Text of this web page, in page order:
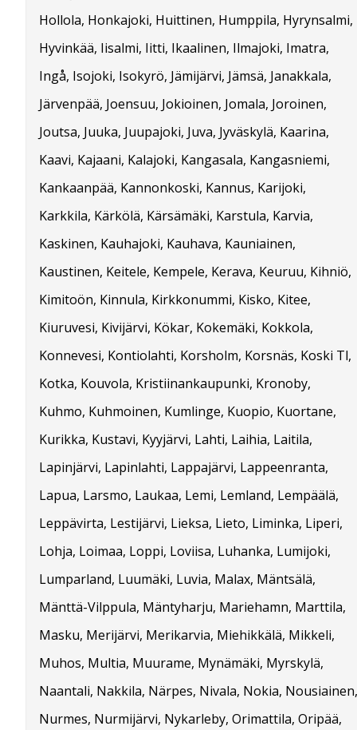
Hollola, Honkajoki, Huittinen, Humppila, Hyrynsalmi,
Hyvinkää, Iisalmi, Iitti, Ikaalinen, Ilmajoki, Imatra,
Ingå, Isojoki, Isokyrö, Jämijärvi, Jämsä, Janakkala,
Järvenpää, Joensuu, Jokioinen, Jomala, Joroinen,
Joutsa, Juuka, Juupajoki, Juva, Jyväskylä, Kaarina,
Kaavi, Kajaani, Kalajoki, Kangasala, Kangasniemi,
Kankaanpää, Kannonkoski, Kannus, Karijoki,
Karkkila, Kärkölä, Kärsämäki, Karstula, Karvia,
Kaskinen, Kauhajoki, Kauhava, Kauniainen,
Kaustinen, Keitele, Kempele, Kerava, Keuruu, Kihniö,
Kimitoön, Kinnula, Kirkkonummi, Kisko, Kitee,
Kiuruvesi, Kivijärvi, Kökar, Kokemäki, Kokkola,
Konnevesi, Kontiolahti, Korsholm, Korsnäs, Koski Tl,
Kotka, Kouvola, Kristiinankaupunki, Kronoby,
Kuhmo, Kuhmoinen, Kumlinge, Kuopio, Kuortane,
Kurikka, Kustavi, Kyyjärvi, Lahti, Laihia, Laitila,
Lapinjärvi, Lapinlahti, Lappajärvi, Lappeenranta,
Lapua, Larsmo, Laukaa, Lemi, Lemland, Lempäälä,
Leppävirta, Lestijärvi, Lieksa, Lieto, Liminka, Liperi,
Lohja, Loimaa, Loppi, Loviisa, Luhanka, Lumijoki,
Lumparland, Luumäki, Luvia, Malax, Mäntsälä,
Mänttä-Vilppula, Mäntyharju, Mariehamn, Marttila,
Masku, Merijärvi, Merikarvia, Miehikkälä, Mikkeli,
Muhos, Multia, Muurame, Mynämäki, Myrskylä,
Naantali, Nakkila, Närpes, Nivala, Nokia, Nousiainen,
Nurmes, Nurmijärvi, Nykarleby, Orimattila, Oripää,